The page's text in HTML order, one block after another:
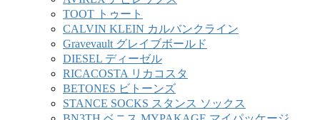
TOOT トゥート
CALVIN KLEIN カルバンクライン
Gravevault グレイブボールド
DIESEL ディーゼル
RICACOSTA リカコスタ
BETONES ビトーンズ
STANCE SOCKS スタンス ソックス